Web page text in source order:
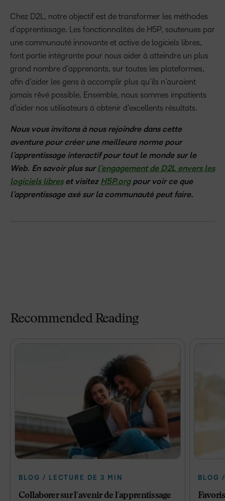
Chez D2L, notre objectif est de transformer les méthodes
d’apprentissage. Les fonctionnalités de H5P, soutenues par
une communauté innovante et active de logiciels libres,
font partie intégrante pour nous aider à atteindre un plus
grand nombre d’apprenants, sur toutes les plateformes,
afin d’aider les gens à accomplir plus qu’ils n’auraient
jamais rêvé possible. Ensemble, nous sommes impatients
d’aider nos utilisateurs à obtenir d’excellents résultats.
Nous vous invitons à nous rejoindre dans cette
aventure pour créer une meilleure norme pour
l’apprentissage interactif pour tout le monde sur le
Web. En savoir plus surl’engagement de D2L envers les
logiciels libreset visitez H5P.orgpour voir ce que
l’apprentissage axé sur la communauté peut faire.
Recommended Reading
BLOG / LECTURE DE 3 MIN
Collaborer sur l'avenir de l'apprentissage
BLOG